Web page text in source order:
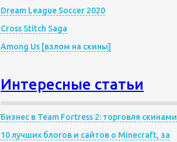
Dream League Soccer 2020
Cross Stitch Saga
Among Us [взлом на скины]
Интересные статьи
Бизнес в Team Fortress 2: торговля скинами
10 лучших блогов и сайтов о Minecraft, за